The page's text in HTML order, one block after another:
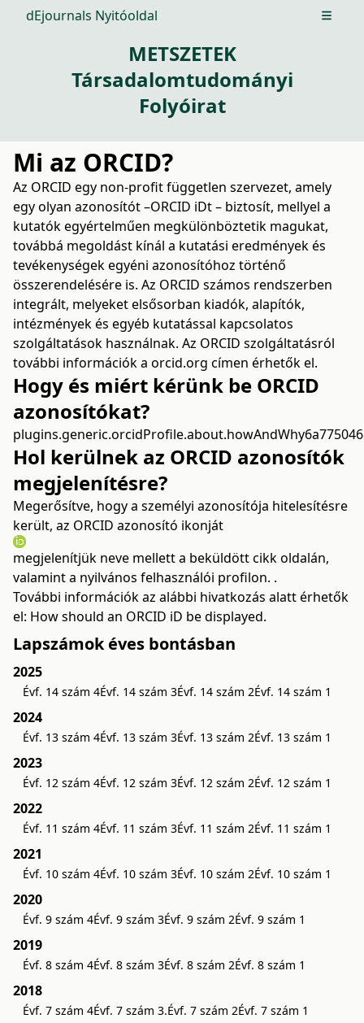
dEjournals Nyitóoldal Open
METSZETEK
Társadalomtudományi
Folyóirat
Mi az ORCID?
Az ORCID egy non-profit független szervezet, amely
egy olyan azonosítót –ORCID iDt – biztosít, mellyel a
kutatók egyértelműen megkülönböztetik magukat,
továbbá megoldást kínál a kutatási eredmények és
tevékenységek egyéni azonosítóhoz történő
összerendelésére is. Az ORCID számos rendszerben
integrált, melyeket elsősorban kiadók, alapítók,
intézmények és egyéb kutatással kapcsolatos
szolgáltatások használnak. Az ORCID szolgáltatásról
további információk a orcid.org címen érhetők el.
Hogy és miért kérünk be ORCID
azonosítókat?
Hol kerülnek az ORCID azonosítók
megjelenítésre?
Megerősítve, hogy a személyi azonosítója hitelesítésre
került, az ORCID azonosító ikonját
megjelenítjük neve mellett a beküldött cikk oldalán,
valamint a nyilvános felhasználói profilon. .
További információk az alábbi hivatkozás alatt érhetők
el: How should an ORCID iD be displayed.
Lapszámok éves bontásban
2025
Évf. 14 szám 4Évf. 14 szám 3Évf. 14 szám 2Évf. 14 szám 1
2024
Évf. 13 szám 4Évf. 13 szám 3Évf. 13 szám 2Évf. 13 szám 1
2023
Évf. 12 szám 4Évf. 12 szám 3Évf. 12 szám 2Évf. 12 szám 1
2022
Évf. 11 szám 4Évf. 11 szám 3Évf. 11 szám 2Évf. 11 szám 1
2021
Évf. 10 szám 4Évf. 10 szám 3Évf. 10 szám 2Évf. 10 szám 1
2020
Évf. 9 szám 4Évf. 9 szám 3Évf. 9 szám 2Évf. 9 szám 1
2019
Évf. 8 szám 4Évf. 8 szám 3Évf. 8 szám 2Évf. 8 szám 1
2018
Évf. 7 szám 4Évf. 7 szám 3.Évf. 7 szám 2Évf. 7 szám 1